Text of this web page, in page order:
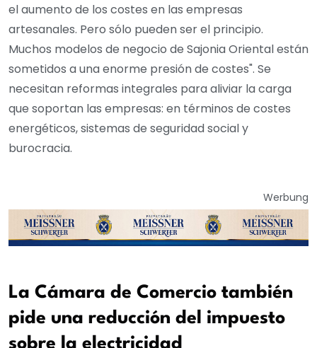
el aumento de los costes en las empresas
artesanales. Pero sólo pueden ser el principio.
Muchos modelos de negocio de Sajonia Oriental están
sometidos a una enorme presión de costes". Se
necesitan reformas integrales para aliviar la carga
que soportan las empresas: en términos de costes
energéticos, sistemas de seguridad social y
burocracia.
Werbung
La Cámara de Comercio también
pide una reducción del impuesto
sobre la electricidad